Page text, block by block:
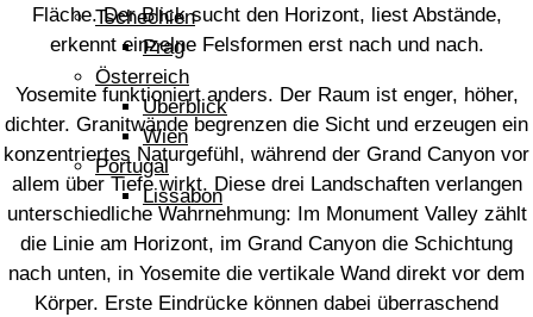
Tschechien
Prag
Österreich
Überblick
Wien
Portugal
Lissabon
Fläche. Der Blick sucht den Horizont, liest Abstände,
erkennt einzelne Felsformen erst nach und nach.
Yosemite funktioniert anders. Der Raum ist enger, höher,
dichter. Granitwände begrenzen die Sicht und erzeugen ein
konzentriertes Naturgefühl, während der Grand Canyon vor
allem über Tiefe wirkt. Diese drei Landschaften verlangen
unterschiedliche Wahrnehmung: Im Monument Valley zählt
die Linie am Horizont, im Grand Canyon die Schichtung
nach unten, in Yosemite die vertikale Wand direkt vor dem
Körper. Erste Eindrücke können dabei überraschend